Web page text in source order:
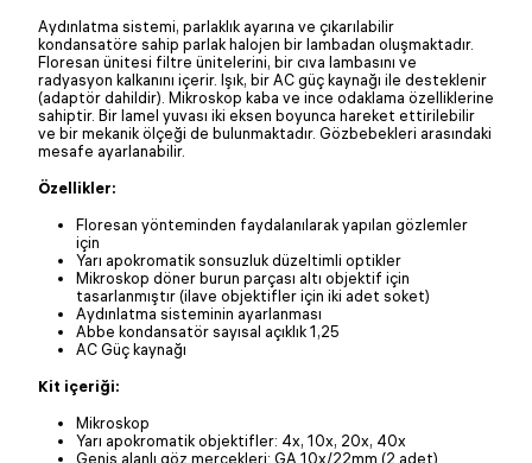
Aydınlatma sistemi, parlaklık ayarına ve çıkarılabilir
kondansatöre sahip parlak halojen bir lambadan oluşmaktadır.
Floresan ünitesi filtre ünitelerini, bir cıva lambasını ve
radyasyon kalkanını içerir. Işık, bir AC güç kaynağı ile desteklenir
(adaptör dahildir). Mikroskop kaba ve ince odaklama özelliklerine
sahiptir. Bir lamel yuvası iki eksen boyunca hareket ettirilebilir
ve bir mekanik ölçeği de bulunmaktadır. Gözbebekleri arasındaki
mesafe ayarlanabilir.
Özellikler:
Floresan yönteminden faydalanılarak yapılan gözlemler
için
Yarı apokromatik sonsuzluk düzeltimli optikler
Mikroskop döner burun parçası altı objektif için
tasarlanmıştır (ilave objektifler için iki adet soket)
Aydınlatma sisteminin ayarlanması
Abbe kondansatör sayısal açıklık 1,25
AC Güç kaynağı
Kit içeriği:
Mikroskop
Yarı apokromatik objektifler: 4x, 10x, 20x, 40x
Geniş alanlı göz mercekleri: GA 10x/22mm (2 adet)